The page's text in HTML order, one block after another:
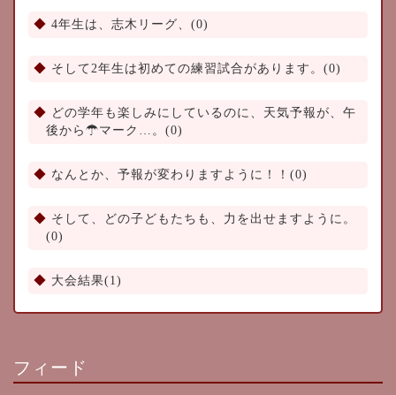
4年生は、志木リーグ、(0)
そして2年生は初めての練習試合があります。(0)
どの学年も楽しみにしているのに、天気予報が、午
後から☂マーク…。(0)
なんとか、予報が変わりますように！！(0)
そして、どの子どもたちも、力を出せますように。
(0)
大会結果(1)
フィード